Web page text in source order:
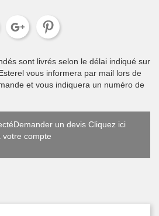
sont livrés selon le délai indiqué sur
vous informera par mail lors de
et vous indiquera un numéro de
un devis Cliquez ici
votre compte